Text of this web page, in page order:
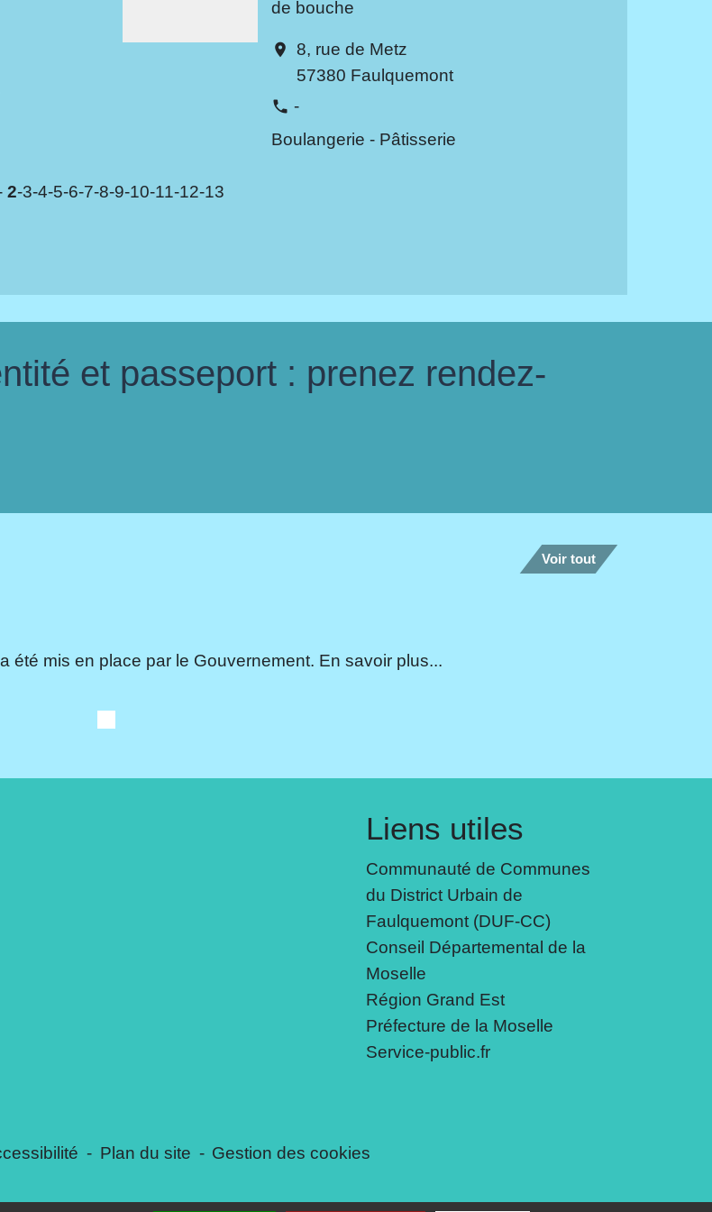
de bouche
location_on
8, rue de Metz
57380 Faulquemont
phone -
Boulangerie - Pâtisserie
2-3-4-5-6-7-8-9-10-11-12-13
et passeport : prenez rendez-
Voir tout
été mis en place par le Gouvernement. En savoir plus...
Liens utiles
Communauté de Communes
du District Urbain de
Faulquemont (DUF-CC)
Conseil Départemental de la
Moselle
Région Grand Est
Préfecture de la Moselle
Service-public.fr
- Plan du site - Gestion des cookies